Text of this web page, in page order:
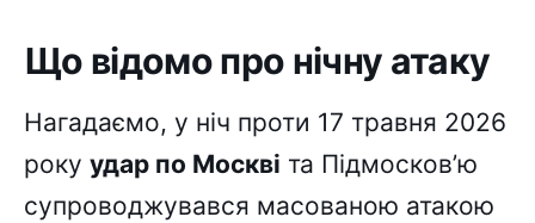
Що відомо про нічну атаку
Нагадаємо, у ніч проти 17 травня 2026
року удар по Москві та Підмосков’ю
супроводжувався масованою атакою